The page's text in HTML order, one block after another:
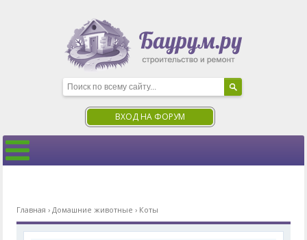
ВХОД НА ФОРУМ
Главная ›Домашние животные › Коты